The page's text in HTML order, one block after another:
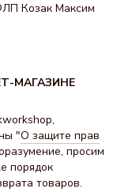
Козак Максим
МАГАЗИНЕ
"О защите прав
просим
порядок
товаров.